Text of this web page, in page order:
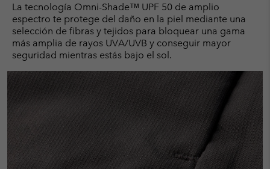
La tecnología Omni-Shade™ UPF 50 de amplio
espectro te protege del daño en la piel mediante una
selección de fibras y tejidos para bloquear una gama
más amplia de rayos UVA/UVB y conseguir mayor
seguridad mientras estás bajo el sol.